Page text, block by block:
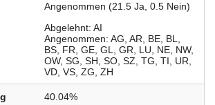
Angenommen (21.5 Ja, 0.5 Nein)
Abgelehnt AI
Angenommen AG AR BE BL
BS FR GE GL GR LU NE NW
OW SG SH SO SZ TG TI
UR
VD VS ZG ZH
40.04%